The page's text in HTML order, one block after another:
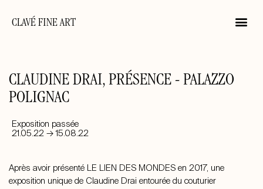
CLAVÉ FINE ART
CLAUDINE DRAI, PRÉSENCE - PALAZZO
POLIGNAC
Exposition passée
21.05.22 → 15.08.22
Après avoir présenté LE LIEN DES MONDES en 2017, une
exposition unique de Claudine Drai entourée du couturier